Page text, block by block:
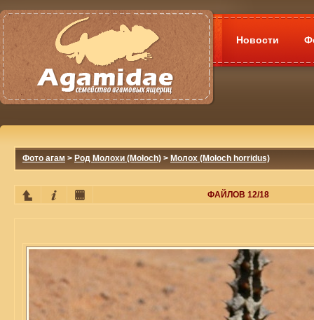
Новости
Фото агам > Род Молохи (Moloch) > Молох (Moloch horridus)
ФАЙЛОВ 12/18